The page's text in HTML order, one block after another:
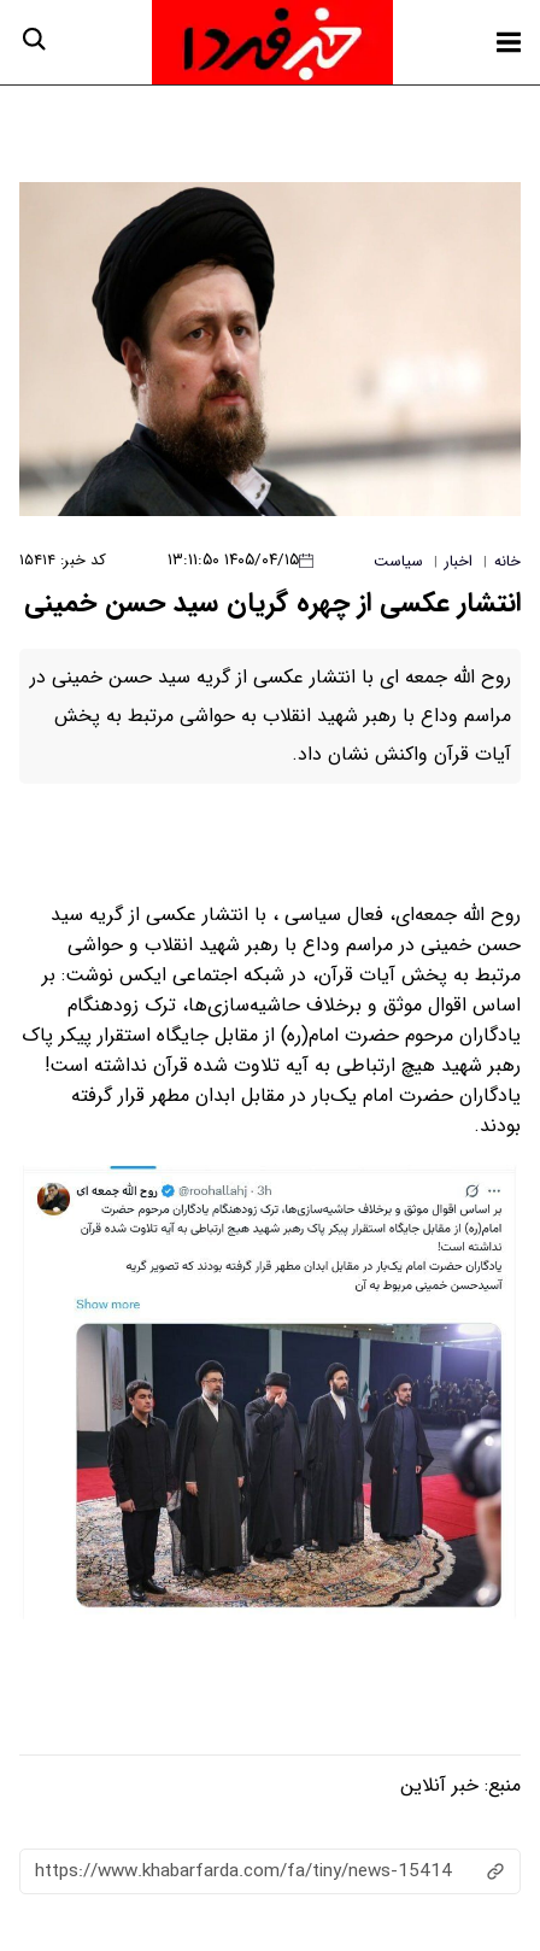
خانه | اخبار | سیاست ۱۴۰۵/۰۴/۱۵ ۱۳:۱۱:۵۰ کد خبر: ۱۵۴۱۴
انتشار عکسی از چهره گریان سید حسن خمینی
روح الله جمعه ای با انتشار عکسی از گریه سید حسن خمینی در
مراسم وداع با رهبر شهید انقلاب به حواشی مرتبط به پخش
آیات قرآن واکنش نشان داد.
روح الله جمعه‌ای، فعال سیاسی ، با انتشار عکسی از گریه سید
حسن خمینی در مراسم وداع با رهبر شهید انقلاب و حواشی
مرتبط به پخش آیات قرآن، در شبکه اجتماعی ایکس نوشت: بر
اساس اقوال موثق و برخلاف حاشیه‌سازی‌ها، ترک زودهنگام
یادگاران مرحوم حضرت امام(ره) از مقابل جایگاه استقرار پیکر پاک
رهبر شهید هیچ ارتباطی به آیه تلاوت شده قرآن نداشته است!
یادگاران حضرت امام یک‌بار در مقابل ابدان مطهر قرار گرفته
بودند.
منبع: خبر آنلاین
https://www.khabarfarda.com/fa/tiny/news-15414